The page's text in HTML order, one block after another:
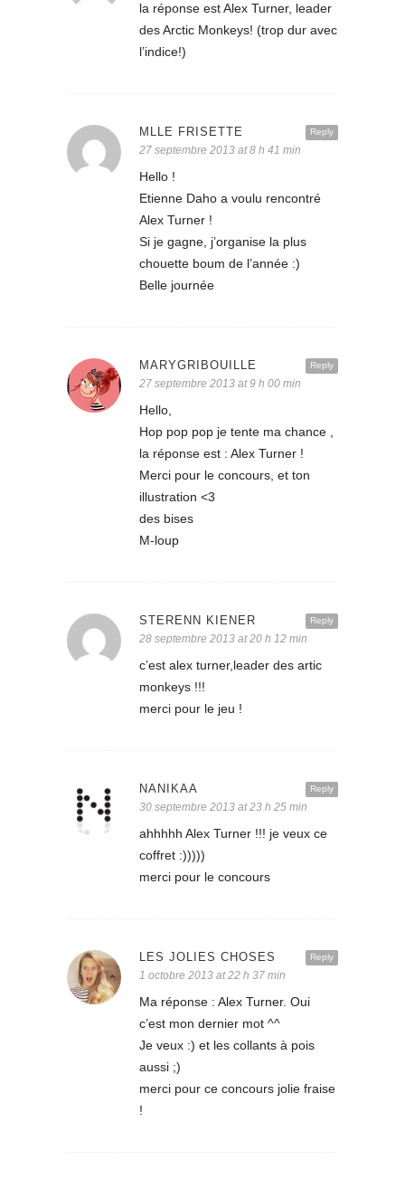
la réponse est Alex Turner, leader
des Arctic Monkeys! (trop dur avec
l’indice!)
Reply
MLLE FRISETTE
27 septembre 2013 at 8 h 41 min
Hello !
Etienne Daho a voulu rencontré
Alex Turner !
Si je gagne, j’organise la plus
chouette boum de l’année :)
Belle journée
Reply
MARYGRIBOUILLE
27 septembre 2013 at 9 h 00 min
Hello,
Hop pop pop je tente ma chance ,
la réponse est : Alex Turner !
Merci pour le concours, et ton
illustration <3
des bises
M-loup
Reply
STERENN KIENER
28 septembre 2013 at 20 h 12 min
c’est alex turner,leader des artic
monkeys !!!
merci pour le jeu !
Reply
NANIKAA
30 septembre 2013 at 23 h 25 min
ahhhhh Alex Turner !!! je veux ce
coffret :)))))
merci pour le concours
Reply
LES JOLIES CHOSES
1 octobre 2013 at 22 h 37 min
Ma réponse : Alex Turner. Oui
c’est mon dernier mot ^^
Je veux :) et les collants à pois
aussi ;)
merci pour ce concours jolie fraise
!